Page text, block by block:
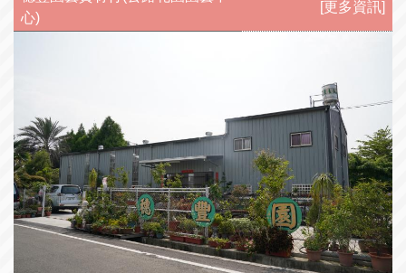
心)
[更多資訊]